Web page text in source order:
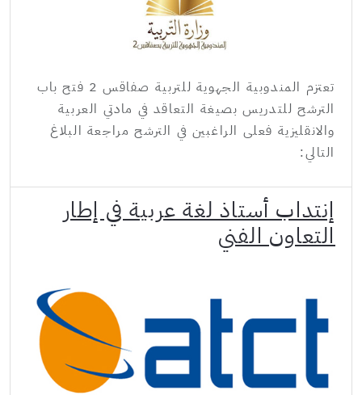
تعتزم المندوبية الجهوية للتربية صفاقس 2 فتح باب
الترشح للتدريس بصيغة التعاقد في مادتي العربية
والانقليزية فعلى الراغبين في الترشح مراجعة البلاغ
التالي:
إنتداب أستاذ لغة عربية في إطار
التعاون الفني